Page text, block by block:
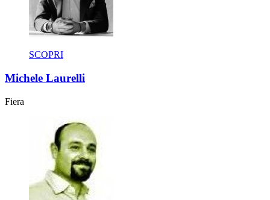
SCOPRI
Michele Laurelli
Fiera